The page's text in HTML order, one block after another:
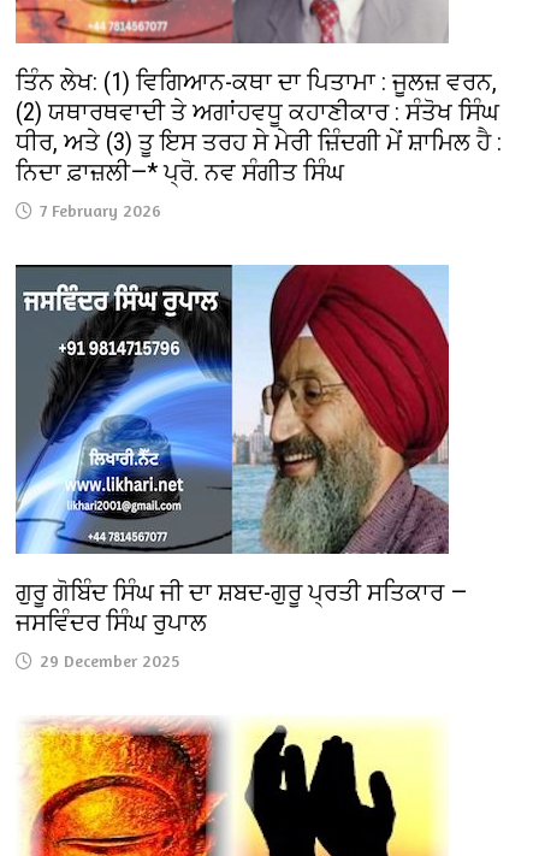
ਤਿੰਨ ਲੇਖ: (1) ਵਿਗਿਆਨ-ਕਥਾ ਦਾ ਪਿਤਾਮਾ : ਜੂਲਜ਼ ਵਰਨ,
(2) ਯਥਾਰਥਵਾਦੀ ਤੇ ਅਗਾਂਹਵਧੂ ਕਹਾਣੀਕਾਰ : ਸੰਤੋਖ ਸਿੰਘ
ਧੀਰ, ਅਤੇ (3) ਤੂ ਇਸ ਤਰਹ ਸੇ ਮੇਰੀ ਜ਼ਿੰਦਗੀ ਮੇਂ ਸ਼ਾਮਿਲ ਹੈ :
ਨਿਦਾ ਫ਼ਾਜ਼ਲੀ—* ਪ੍ਰੋ. ਨਵ ਸੰਗੀਤ ਸਿੰਘ
7 February 2026
ਗੁਰੂ ਗੋਬਿੰਦ ਸਿੰਘ ਜੀ ਦਾ ਸ਼ਬਦ-ਗੁਰੂ ਪ੍ਰਤੀ ਸਤਿਕਾਰ —
ਜਸਵਿੰਦਰ ਸਿੰਘ ਰੁਪਾਲ
29 December 2025